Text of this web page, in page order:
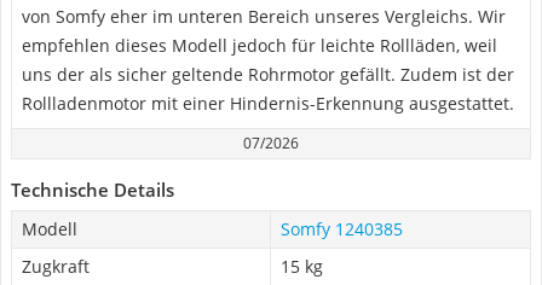
von Somfy eher im unteren Bereich unseres Vergleichs. Wir
empfehlen dieses Modell jedoch für leichte Rollläden, weil
uns der als sicher geltende Rohrmotor gefällt. Zudem ist der
Rollladenmotor mit einer Hindernis-Erkennung ausgestattet.
07/2026
Technische Details
Modell
Somfy 1240385
Zugkraft
15 kg